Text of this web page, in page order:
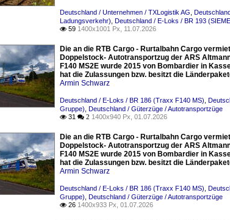
Deutschland / Unternehmen / TXLogistik AG
Ladungsverkehr) Deutschland / E-Loks / BR 193
 59 1400x1001 Px, 11.07.2026
Die an die RTB Cargo - Rurtalbahn Cargo
Doppelstock- Autotransportzug der ARS
F140 MS2E wurde 2015 von Bombardier in
hat die Zulassungen bzw. besitzt die
Armin Schwarz
Deutschland / E-Loks / BR 186 (Traxx F140 MS)
Gruppe) Deutschland / Güterzüge / Autotransportzüge
 31  2 1400x940 Px, 01.07.2026
Die an die RTB Cargo - Rurtalbahn Cargo
Doppelstock- Autotransportzug der ARS
F140 MS2E wurde 2015 von Bombardier in
hat die Zulassungen bzw. besitzt die
Armin Schwarz
Deutschland / E-Loks / BR 186 (Traxx F140 MS)
Gruppe) Deutschland / Güterzüge / Autotransportzüge
 26 1400x933 Px, 01.07.2026